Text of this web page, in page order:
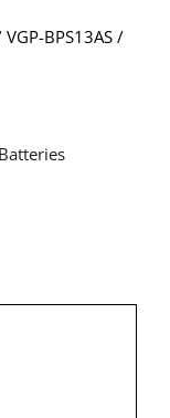
BPS13AS /